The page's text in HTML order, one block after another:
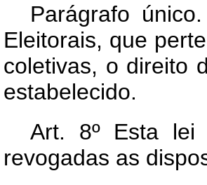
Parágrafo
Eleitorais, que
coletivas, o direito
estabelecido.
Art. 8º Esta lei
revogadas as